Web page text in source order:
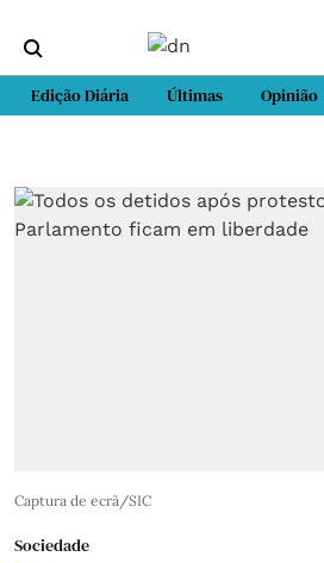
Edição Diária Últimas Opinião
Captura de ecrã/SIC
Sociedade